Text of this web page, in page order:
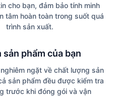
cho bạn, đảm bảo tính minh
tâm hoàn toàn trong suốt quá
trình sản xuất.
sản phẩm của bạn
ngặt về chất lượng sản
sản phẩm đều được kiểm tra
trước khi đóng gói và vận